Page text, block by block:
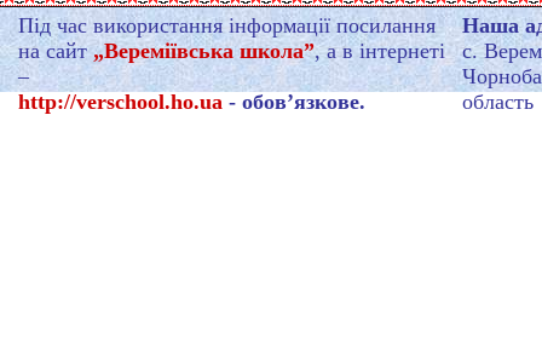
Під час використання інформації посилання
на сайт„Вереміївська школа”, а в інтернеті
–
http://verschool.ho.ua - обов’язкове.
Наша
с.
область